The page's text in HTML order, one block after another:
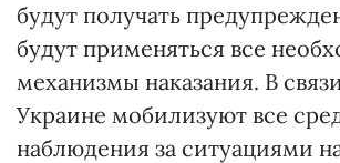
будут получать
будут применяться все
механизмы наказания. В
Украине мобилизуют все
наблюдения за ситуациями